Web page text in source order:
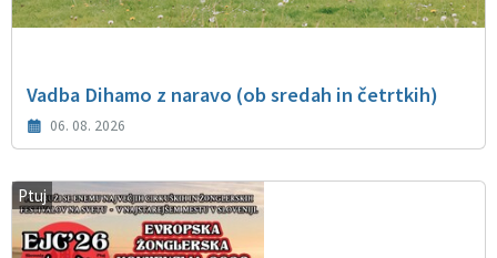
Vadba Dihamo z naravo (ob sredah in četrtkih)
06. 08. 2026
Ptuj